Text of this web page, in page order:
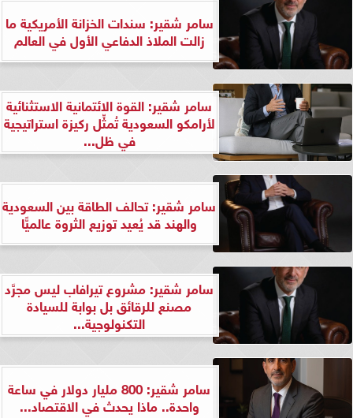
سامر شقير: سندات الخزانة الأمريكية ما
زالت الملاذ الدفاعي الأول في العالم
سامر شقير: القوة الائتمانية الاستثنائية
لأرامكو السعودية تُمثِّل ركيزة استراتيجية
في ظل...
سامر شقير: تحالف الطاقة بين السعودية
والهند قد يُعيد توزيع الثروة عالميًّا
سامر شقير: مشروع تيرافاب ليس مجرَّد
مصنع للرقائق بل بوابة للسيادة
التكنولوجية...
سامر شقير: 800 مليار دولار في ساعة
واحدة.. ماذا يحدث في الاقتصاد...